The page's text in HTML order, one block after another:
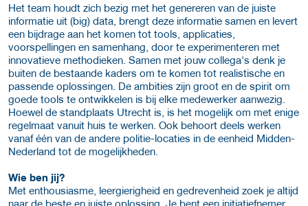
Het team houdt zich bezig met het genereren van de juiste
informatie uit (big) data, brengt deze informatie samen en levert
een bijdrage aan het komen tot tools, applicaties,
voorspellingen en samenhang, door te experimenteren met
innovatieve methodieken. Samen met jouw collega's denk je
buiten de bestaande kaders om te komen tot realistische en
passende oplossingen. De ambities zijn groot en de spirit om
goede tools te ontwikkelen is bij elke medewerker aanwezig.
Hoewel de standplaats Utrecht is, is het mogelijk om met enige
regelmaat vanuit huis te werken. Ook behoort deels werken
vanaf één van de andere politie-locaties in de eenheid Midden-
Nederland tot de mogelijkheden.
Wie ben jij?
Met enthousiasme, leergierigheid en gedrevenheid zoek je altijd
naar de beste en juiste oplossing. Je bent een initiatiefnemer,